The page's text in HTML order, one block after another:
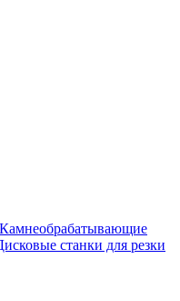
Камнеобрабатывающие
станки для резки